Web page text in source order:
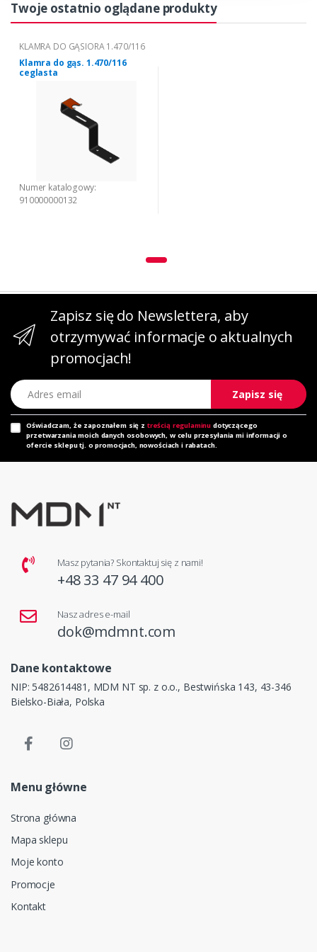
Twoje ostatnio oglądane produkty
KLAMRA DO GĄSIORA 1.470/116
Klamra do gąs. 1.470/116
ceglasta
Numer katalogowy:
910000000132
Zapisz się do Newslettera, aby
otrzymywać informacje o aktualnych
promocjach!
Adres email
Zapisz się
Oświadczam, że zapoznałem się z treścią regulaminu dotyczącego
przetwarzania moich danych osobowych, w celu przesyłania mi informacji o
ofercie sklepu tj. o promocjach, nowościach i rabatach.
Masz pytania? Skontaktuj się z nami!
+48 33 47 94 400
Nasz adres e-mail
dok@mdmnt.com
Dane kontaktowe
NIP: 5482614481, MDM NT sp. z o.o., Bestwińska 143, 43-346
Bielsko-Biała, Polska
Menu główne
Strona główna
Mapa sklepu
Moje konto
Promocje
Kontakt